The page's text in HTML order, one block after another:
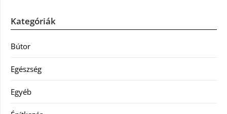
Kategóriák
Bútor
Egészség
Egyéb